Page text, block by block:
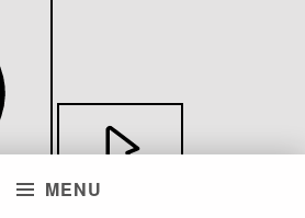
MENUCURSOR